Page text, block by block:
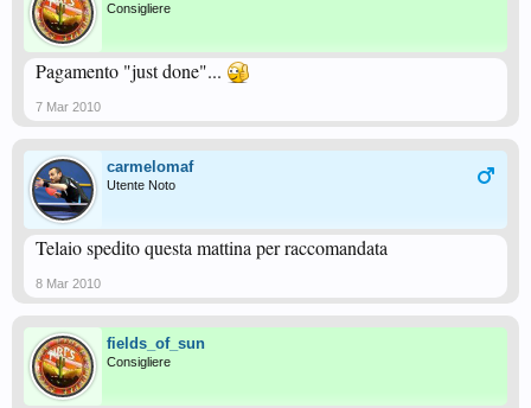
Consigliere
Pagamento "just done"...
7 Mar 2010
carmelomaf
Utente Noto
Telaio spedito questa mattina per raccomandata
8 Mar 2010
fields_of_sun
Consigliere